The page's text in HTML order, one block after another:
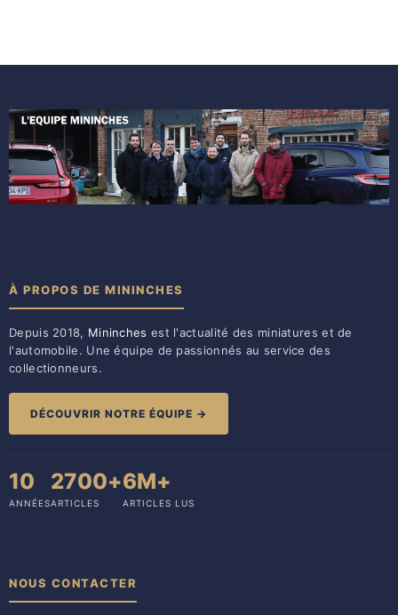
À PROPOS DE MININCHES
Depuis 2018, Mininches est l'actualité des miniatures et de
l'automobile. Une équipe de passionnés au service des
collectionneurs.
DÉCOUVRIR NOTRE ÉQUIPE →
10
ANNÉES
2700+
ARTICLES
6M+
ARTICLES LUS
NOUS CONTACTER